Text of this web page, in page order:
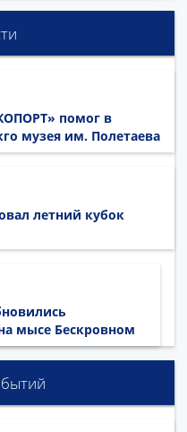
помог в
музея им. Полетаева
летний кубок
мысе Бескровном